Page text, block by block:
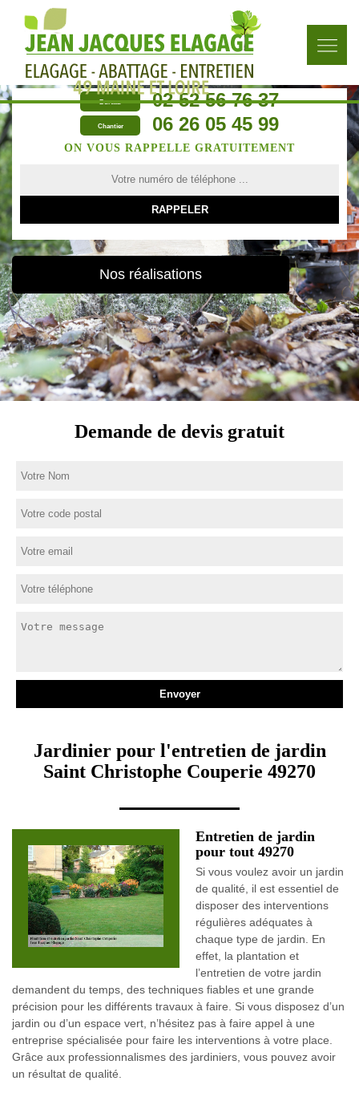
Bureau 02 52 56 76 37
Chantier 06 26 05 45 99
ON VOUS RAPPELLE GRATUITEMENT
Nos réalisations
Demande de devis gratuit
Jardinier pour l'entretien de jardin
Saint Christophe Couperie 49270
Entretien de jardin
pour tout 49270
Si vous voulez avoir un jardin
de qualité, il est essentiel de
disposer des interventions
régulières adéquates à
chaque type de jardin. En
effet, la plantation et
l’entretien de votre jardin
demandent du temps, des techniques fiables et une grande
précision pour les différents travaux à faire. Si vous disposez d’un
jardin ou d’un espace vert, n’hésitez pas à faire appel à une
entreprise spécialisée pour faire les interventions à votre place.
Grâce aux professionnalismes des jardiniers, vous pouvez avoir
un résultat de qualité.